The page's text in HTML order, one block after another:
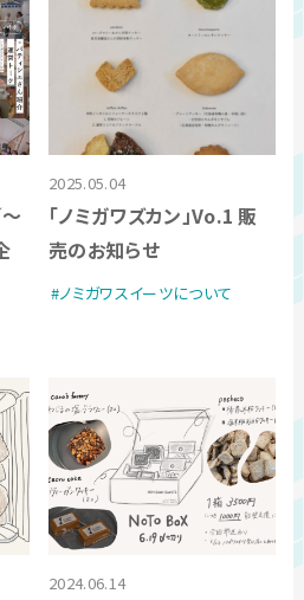
2025.05.04
「ノミガワズカン」Vo.1 販
売のお知らせ
ノミガワスイーツについて
2024.06.14